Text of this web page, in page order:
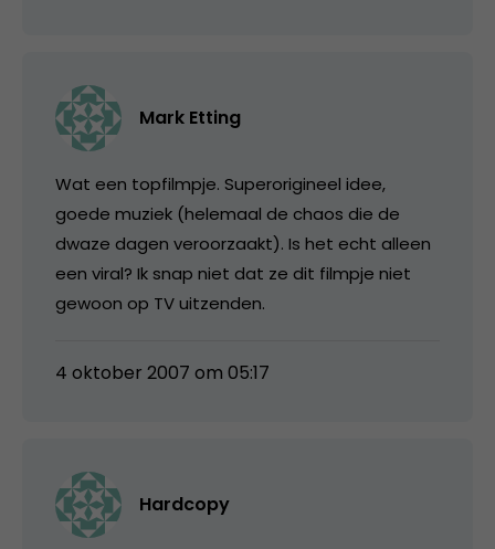
Mark Etting
Wat een topfilmpje. Superorigineel idee,
goede muziek (helemaal de chaos die de
dwaze dagen veroorzaakt). Is het echt alleen
een viral? Ik snap niet dat ze dit filmpje niet
gewoon op TV uitzenden.
4 oktober 2007 om 05:17
Hardcopy